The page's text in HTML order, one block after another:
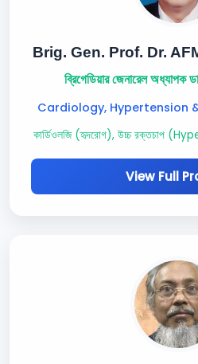
Brig. Gen. Prof. Dr.
ব্রিগেডিয়ার জেনারেল
Cardiology, Hypertension
কার্ডিওলজি (হৃদরোগ), উচ্চ রক্তচাপ
View Full